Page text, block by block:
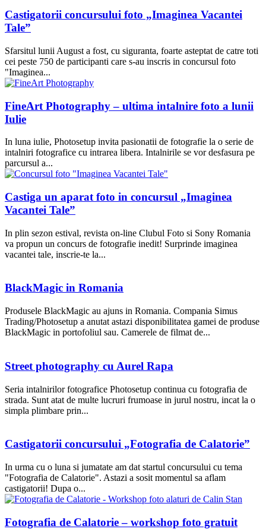
Castigatorii concursului foto „Imaginea Vacantei
Tale”
Sfarsitul lunii August a fost, cu siguranta, foarte asteptat de catre toti
cei peste 750 de participanti care s-au inscris in concursul foto
"Imaginea...
FineArt Photography – ultima intalnire foto a lunii
Iulie
In luna iulie, Photosetup invita pasionatii de fotografie la o serie de
intalniri fotografice cu intrarea libera. Intalnirile se vor desfasura pe
parcursul a...
Castiga un aparat foto in concursul „Imaginea
Vacantei Tale”
In plin sezon estival, revista on-line Clubul Foto si Sony Romania
va propun un concurs de fotografie inedit! Surprinde imaginea
vacantei tale, inscrie-te la...
BlackMagic in Romania
Produsele BlackMagic au ajuns in Romania. Compania Simus
Trading/Photosetup a anutat astazi disponibilitatea gamei de produse
BlackMagic in portofoliul sau. Camerele de filmat de...
Street photography cu Aurel Rapa
Seria intalnirilor fotografice Photosetup continua cu fotografia de
strada. Sunt atat de multe lucruri frumoase in jurul nostru, incat la o
simpla plimbare prin...
Castigatorii concursului „Fotografia de Calatorie”
In urma cu o luna si jumatate am dat startul concursului cu tema
"Fotografia de Calatorie". Astazi a sosit momentul sa aflam
castigatorii! Dupa o...
Fotografia de Calatorie – workshop foto gratuit